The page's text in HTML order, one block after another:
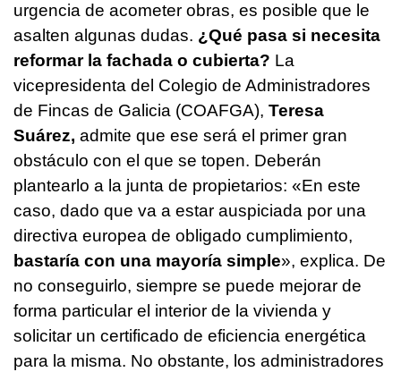
urgencia de acometer obras, es posible que le
asalten algunas dudas. ¿Qué pasa si necesita
reformar la fachada o cubierta? La
vicepresidenta del Colegio de Administradores
de Fincas de Galicia (COAFGA), Teresa
Suárez, admite que ese será el primer gran
obstáculo con el que se topen. Deberán
plantearlo a la junta de propietarios: «En este
caso, dado que va a estar auspiciada por una
directiva europea de obligado cumplimiento,
bastaría con una mayoría simple», explica. De
no conseguirlo, siempre se puede mejorar de
forma particular el interior de la vivienda y
solicitar un certificado de eficiencia energética
para la misma. No obstante, los administradores